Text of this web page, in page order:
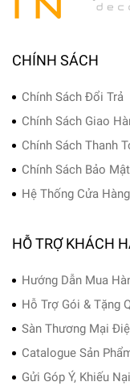
CHÍNH SÁCH
Chính Sách Đổi Trả
Chính Sách Giao
Chính Sách Thanh
Chính Sách Bảo Mật
Hệ Thống Cửa Hàng
HỖ TRỢ KHÁCH
Hướng Dẫn Mua
Hỗ Trợ Gói & Tặng
Sàn Thương Mại
Catalogue Sản
Gửi Góp Ý, Khiếu Nại